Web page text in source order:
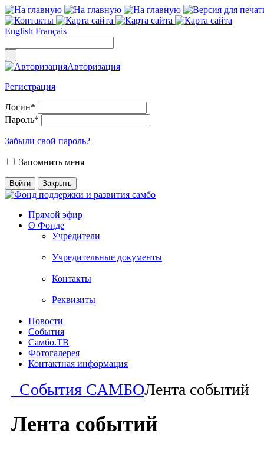
English Français
Авторизация
Регистрация
Логин*
Пароль*
Забыли свой пароль?
Запомнить меня
Прямой эфир
О Фонде
Учредители
Учредительные документы
Контакты
Реквизиты
Новости
События
Самбо.ТВ
Фотогалерея
Контактная информация
События САМБОЛента событий
Лента событий